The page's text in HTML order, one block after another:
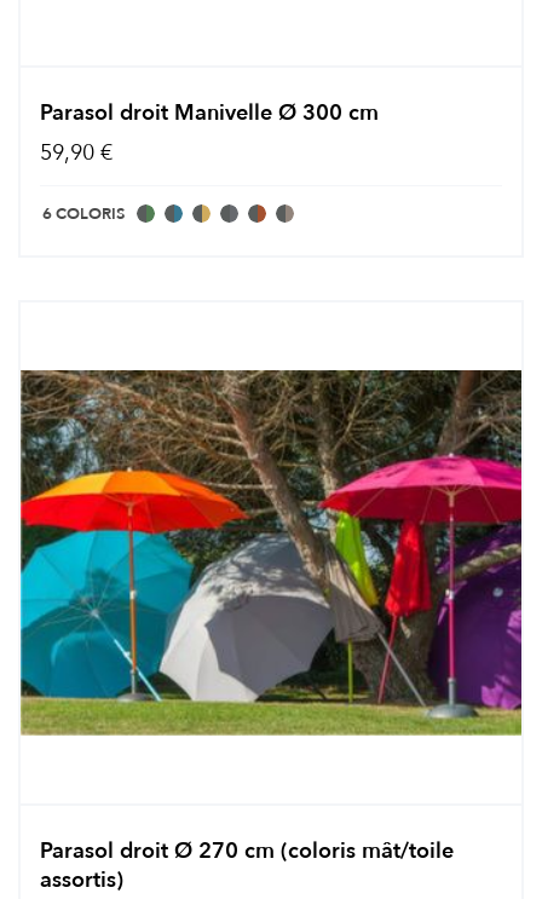
Parasol droit Manivelle Ø 300 cm
59,90 €
6 COLORIS
Parasol droit Ø 270 cm (coloris mât/toile
assortis)